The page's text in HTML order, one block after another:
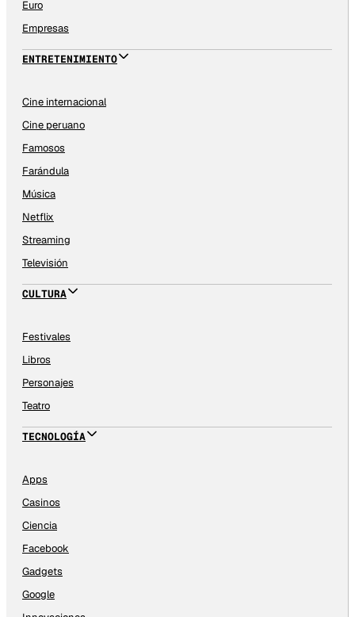
Euro
Empresas
ENTRETENIMIENTO
Cine internacional
Cine peruano
Famosos
Farándula
Música
Netflix
Streaming
Televisión
CULTURA
Festivales
Libros
Personajes
Teatro
TECNOLOGÍA
Apps
Casinos
Ciencia
Facebook
Gadgets
Google